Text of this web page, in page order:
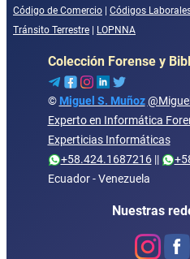
Código de Comercio
Códigos
Tránsito Terrestre
LOPNNA
Colección Forense y
© Miguel S. Muñoz
Experto en Informática
Experticias Informáticas
+58.424.1687216||
Ecuador - Venezuela
Nuestras